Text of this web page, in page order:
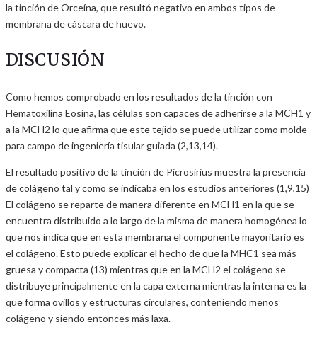
la tinción de Orceína, que resultó negativo en ambos tipos de
membrana de cáscara de huevo.
DISCUSIÓN
Como hemos comprobado en los resultados de la tinción con
Hematoxilina Eosina, las células son capaces de adherirse a la MCH1 y
a la MCH2 lo que afirma que este tejido se puede utilizar como molde
para campo de ingeniería tisular guiada (2,13,14).
El resultado positivo de la tinción de Picrosirius muestra la presencia
de colágeno tal y como se indicaba en los estudios anteriores (1,9,15)
El colágeno se reparte de manera diferente en MCH1 en la que se
encuentra distribuido a lo largo de la misma de manera homogénea lo
que nos indica que en esta membrana el componente mayoritario es
el colágeno. Esto puede explicar el hecho de que la MHC1 sea más
gruesa y compacta (13) mientras que en la MCH2 el colágeno se
distribuye principalmente en la capa externa mientras la interna es la
que forma ovillos y estructuras circulares, conteniendo menos
colágeno y siendo entonces más laxa.